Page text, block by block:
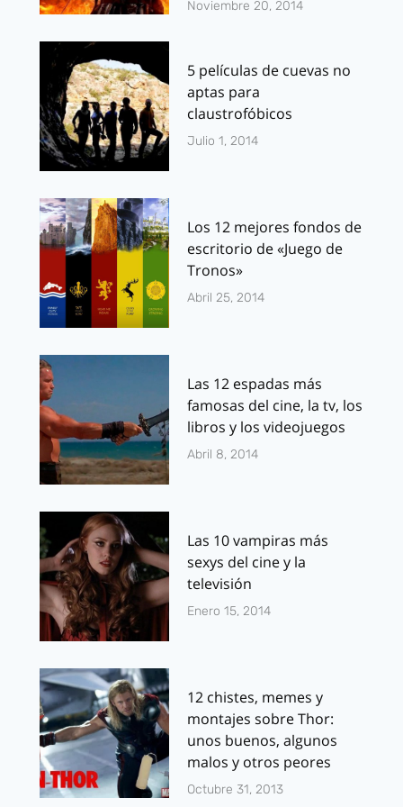
Noviembre 20, 2014
5 películas de cuevas no
aptas para
claustrofóbicos
Julio 1, 2014
Los 12 mejores fondos de
escritorio de «Juego de
Tronos»
Abril 25, 2014
Las 12 espadas más
famosas del cine, la tv, los
libros y los videojuegos
Abril 8, 2014
Las 10 vampiras más
sexys del cine y la
televisión
Enero 15, 2014
12 chistes, memes y
montajes sobre Thor:
unos buenos, algunos
malos y otros peores
Octubre 31, 2013